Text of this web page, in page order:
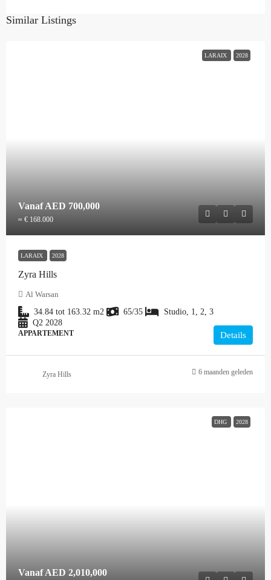
Similar Listings
LARAIX 2028
VanafAED 700,000
≈ € 168.000
LARAIX 2028
Zyra Hills
Al Warsan
34.84 tot 163.32 m2 65/35
Studio, 1, 2, 3
Q2 2028
APPARTEMENT Details
Zyra Hills 6 maanden geleden
DHG 2028
VanafAED 2,010,000